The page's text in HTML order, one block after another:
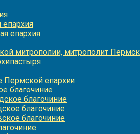
епархия
епархия
митрополии, митрополит
Пермской епархии
благочиние
благочиние
благочиние
благочиние